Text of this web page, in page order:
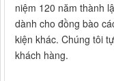
niệm 120 năm thành
dành cho đồng bào
kiện khác. Chúng tôi
khách hàng.